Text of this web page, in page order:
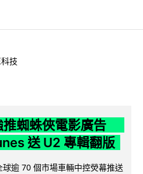
技
推蜘蛛俠電影廣告
送 U2 專輯翻版
逾 70 個市場車輛中控熒幕推送